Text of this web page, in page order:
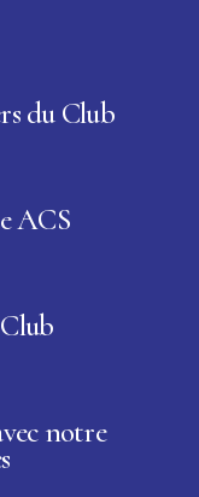
du Club
ACS
notre